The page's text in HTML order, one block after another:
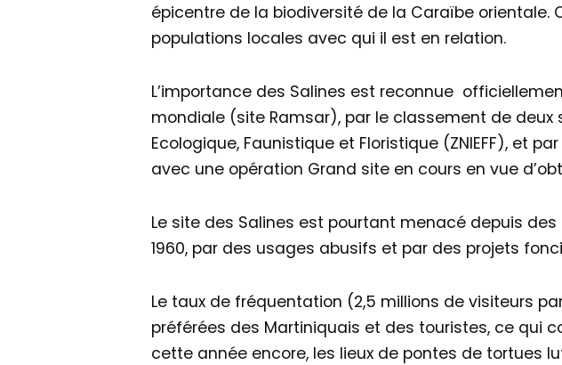
épicentre de la biodiversité de la Caraïbe orientale.
populations locales avec qui il est en relation.
L’importance des Salines est reconnue
mondiale (site Ramsar), par le classement de
Ecologique, Faunistique et Floristique (ZNIEFF), et
avec une opération Grand site en cours en vue
Le site des Salines est pourtant menacé depuis
1960, par des usages abusifs et par des projets
Le taux de fréquentation (2,5 millions de visiteurs
préférées des Martiniquais et des touristes, ce qui
cette année encore, les lieux de pontes de tortues